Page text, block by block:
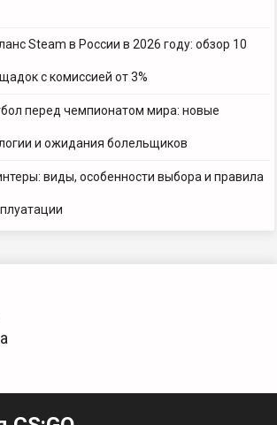
Steam в России в 2026 году: обзор 10
с комиссией от 3%
перед чемпионатом мира: новые
и ожидания болельщиков
виды, особенности выбора и правила